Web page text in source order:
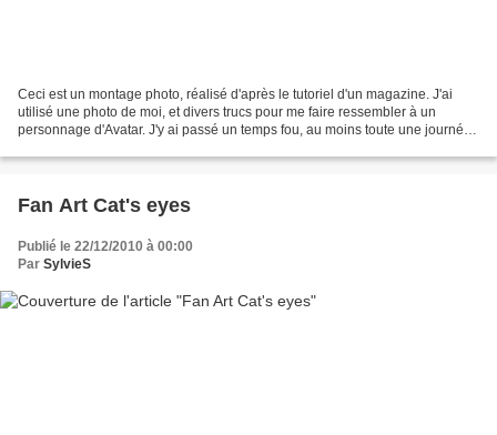
Ceci est un montage photo, réalisé d'après le tutoriel d'un magazine. J'ai
utilisé une photo de moi, et divers trucs pour me faire ressembler à un
personnage d'Avatar. J'y ai passé un temps fou, au moins toute une journée
Fan Art Cat's eyes
Publié le 22/12/2010 à 00:00
Par SylvieS